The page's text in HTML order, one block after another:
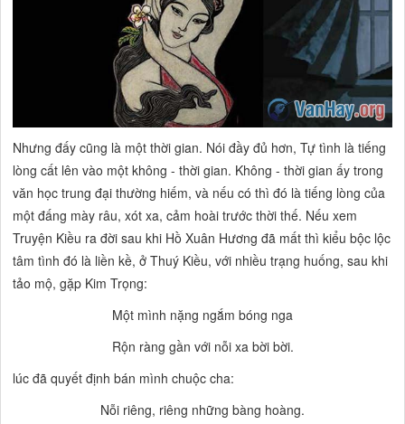
Nhưng đấy cũng là một thời gian. Nói đầy đủ hơn,Tự tình là tiếng
lòng cất lên vào một không - thời gian. Không - thời gian ấy trong
văn học trung đại thường hiếm, và nếu có thì đó là tiếng lòng của
một đấng mày râu, xót xa, cảm hoài trước thời thế. Nếu xem
Truyện Kiều ra đời sau khi Hồ Xuân Hương đã mất thì kiểu bộc lộc
tâm tình đó là liền kề, ở Thuý Kiều, với nhiều trạng huống, sau khi
tảo mộ, gặp Kim Trọng:
Một mình nặng ngắm bóng nga
Rộn ràng gần với nỗi xa bời bời.
lúc đã quyết định bán mình chuộc cha:
Nỗi riêng, riêng những bàng hoàng.